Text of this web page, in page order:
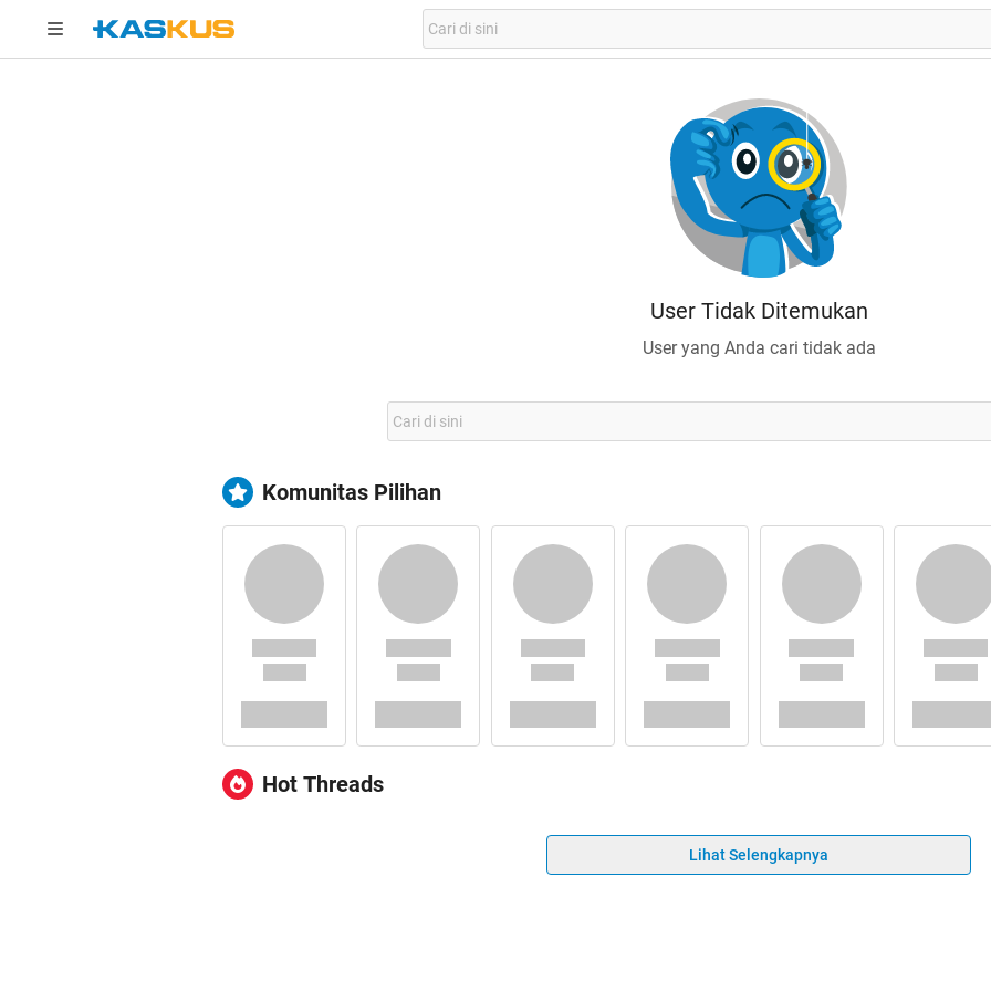
User Tidak Ditemukan
User yang Anda cari tidak ada
Komunitas Pilihan
Hot Threads
Lihat Selengkapnya